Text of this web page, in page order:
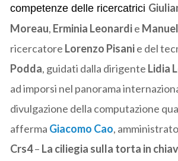
competenze delle ricercatrici
Moreau, Erminia Leonardie
ricercatore Lorenzo Pisanie del
Podda, guidati dalla dirigente Lidia
ad imporsi nel panorama
divulgazione della computazione
afferma Giacomo Cao,
Crs4– La ciliegia sulla torta in